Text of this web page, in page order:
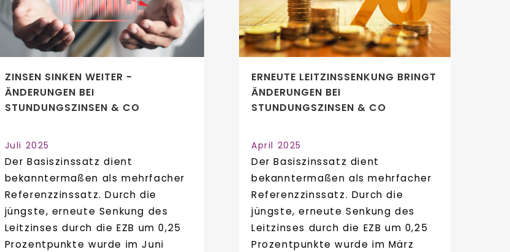
ZINSEN SINKEN WEITER -
ÄNDERUNGEN BEI
STUNDUNGSZINSEN & CO
Juli 2025
Der Basiszinssatz dient
bekanntermaßen als mehrfacher
Referenzzinssatz. Durch die
jüngste, erneute Senkung des
Leitzinses durch die EZB um 0,25
Prozentpunkte wurde im Juni
ERNEUTE LEITZINSSENKUNG BRINGT
ÄNDERUNGEN BEI
STUNDUNGSZINSEN & CO
April 2025
Der Basiszinssatz dient
bekanntermaßen als mehrfacher
Referenzzinssatz. Durch die
jüngste, erneute Senkung des
Leitzinses durch die EZB um 0,25
Prozentpunkte wurde im März